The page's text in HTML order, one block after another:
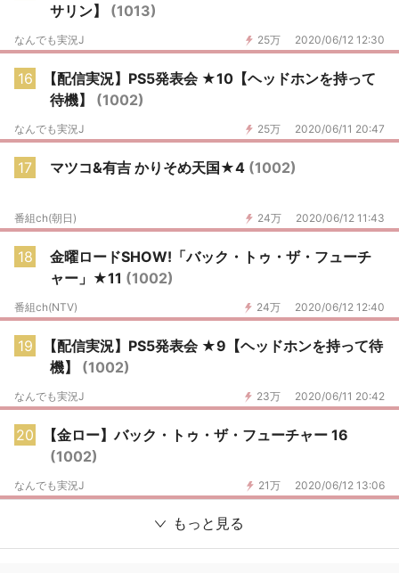
サリン】 (1013)
25万 2020/06/12 12:30
なんでも実況J
16
【配信実況】PS5発表会 ★10【ヘッドホンを持って
待機】 (1002)
25万 2020/06/11 20:47
なんでも実況J
17 マツコ&有吉 かりそめ天国★4 (1002)
24万 2020/06/12 11:43
番組ch(朝日)
18
金曜ロードSHOW!「バック・トゥ・ザ・フューチ
ャー」★11 (1002)
24万 2020/06/12 12:40
番組ch(NTV)
19
【配信実況】PS5発表会 ★9【ヘッドホンを持って待
機】 (1002)
23万 2020/06/11 20:42
なんでも実況J
20
【金ロー】バック・トゥ・ザ・フューチャー 16
(1002)
21万 2020/06/12 13:06
なんでも実況J
もっと見る